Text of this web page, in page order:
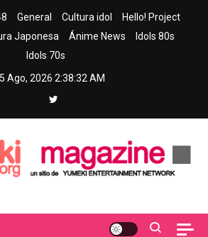
General Cultura idol
Hello! Project
Japonesa Ánime News
Idols 80s
Idols 70s
Ago, 2026 2:38:34 AM